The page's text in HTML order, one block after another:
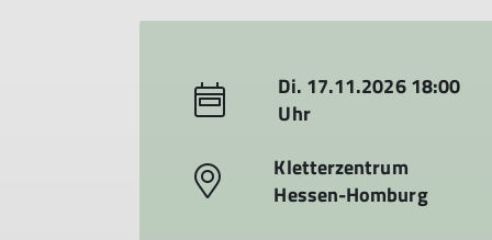
Di. 17.11.2026 18:00
Uhr
Kletterzentrum
Hessen-Homburg